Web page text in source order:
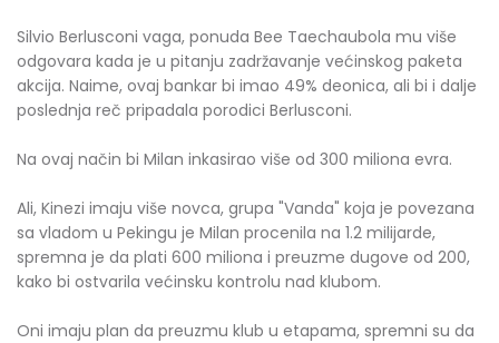
Silvio Berlusconi vaga, ponuda Bee Taechaubola mu više
odgovara kada je u pitanju zadržavanje većinskog paketa
akcija. Naime, ovaj bankar bi imao 49% deonica, ali bi i dalje
poslednja reč pripadala porodici Berlusconi.
Na ovaj način bi Milan inkasirao više od 300 miliona evra.
Ali, Kinezi imaju više novca, grupa "Vanda" koja je povezana
sa vladom u Pekingu je Milan procenila na 1.2 milijarde,
spremna je da plati 600 miliona i preuzme dugove od 200,
kako bi ostvarila većinsku kontrolu nad klubom.
Oni imaju plan da preuzmu klub u etapama, spremni su da